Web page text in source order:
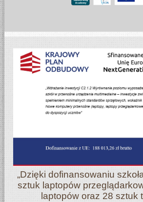
„Dzięki dofinansowaniu
sztuk laptopów
laptopów oraz 28 sztuk